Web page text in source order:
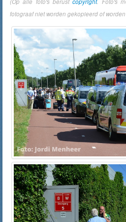
fotograaf niet worden gekopieerd of